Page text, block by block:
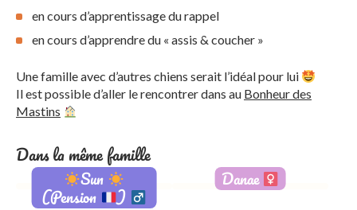
en cours d’apprentissage du rappel
en cours d’apprendre du « assis & coucher »
Une famille avec d’autres chiens serait l’idéal pour lui
Il est possible d’aller le rencontrer dans au Bonheur des
Mastins
Dans la même famille
Sun
(Pension )
Adopté
Danae